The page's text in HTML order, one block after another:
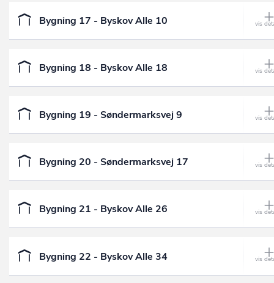
Bygning 17 - Byskov Alle 10
Bygning 18 - Byskov Alle 18
Bygning 19 - Søndermarksvej 9
Bygning 20 - Søndermarksvej 17
Bygning 21 - Byskov Alle 26
Bygning 22 - Byskov Alle 34